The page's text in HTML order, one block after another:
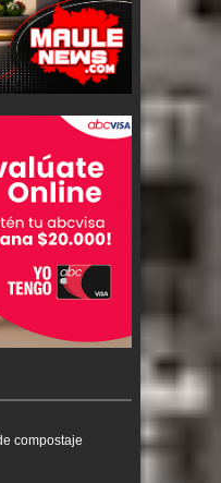
compostaje